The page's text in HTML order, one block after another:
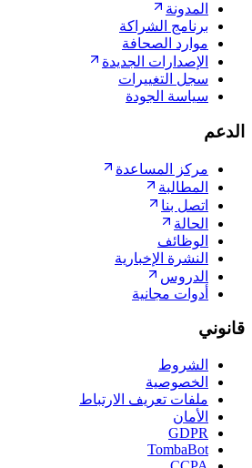
المدونة
برنامج الشراكة
موارد الصحافة
الإصدارات الجديدة
سجل التغييرات
سياسة الجودة
الدعم
مركز المساعدة
المطالبة
اتصل بنا
الحالة
الوظائف
النشرة الإخبارية
الدروس
أدوات مجانية
قانوني
الشروط
الخصوصية
ملفات تعريف الارتباط
الأمان
GDPR
TombaBot